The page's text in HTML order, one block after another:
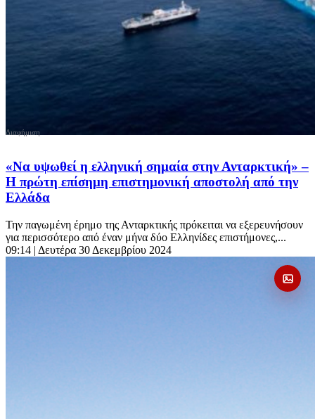
«Να υψωθεί η ελληνική σημαία στην Ανταρκτική» –
Η πρώτη επίσημη επιστημονική αποστολή από την
Ελλάδα
Την παγωμένη έρημο της Ανταρκτικής πρόκειται να εξερευνήσουν
για περισσότερο από έναν μήνα δύο Ελληνίδες επιστήμονες,...
09:14 | Δευτέρα 30 Δεκεμβρίου 2024